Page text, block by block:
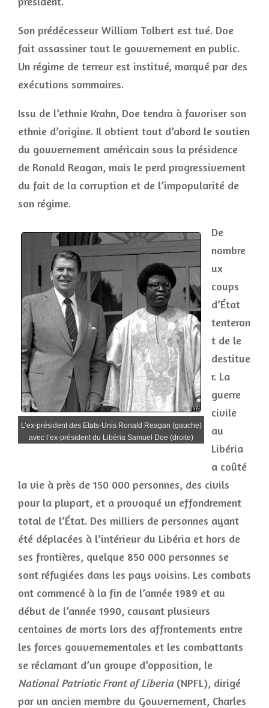
Son prédécesseur William Tolbert est tué. Doe
fait assassiner tout le gouvernement en public.
Un régime de terreur est institué, marqué par des
exécutions sommaires.
Issu de l’ethnie Krahn, Doe tendra à favoriser son
ethnie d’origine. Il obtient tout d’abord le soutien
du gouvernement américain sous la présidence
de Ronald Reagan, mais le perd progressivement
du fait de la corruption et de l’impopularité de
son régime.
L’ex-président des Etats-Unis Ronald Reagan (gauche)
avec l’ex-président du Libéria Samuel Doe (droite)
De
nombre
ux
coups
d’État
tenteron
t de le
destitue
r. La
guerre
civile
au
Libéria
a coûté
la vie à près de 150 000 personnes, des civils
pour la plupart, et a provoqué un effondrement
total de l’État. Des milliers de personnes ayant
été déplacées à l’intérieur du Libéria et hors de
ses frontières, quelque 850 000 personnes se
sont réfugiées dans les pays voisins. Les combats
ont commencé à la fin de l’année 1989 et au
début de l’année 1990, causant plusieurs
centaines de morts lors des affrontements entre
les forces gouvernementales et les combattants
se réclamant d’un groupe d’opposition, le
National Patriotic Front of Liberia(NPFL), dirigé
par un ancien membre du Gouvernement, Charles